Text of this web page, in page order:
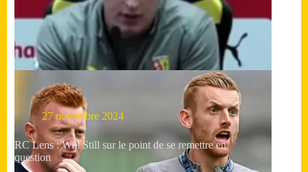
27 novembre 2024
RC Lens : Will Still sur le point de se remettre en
question